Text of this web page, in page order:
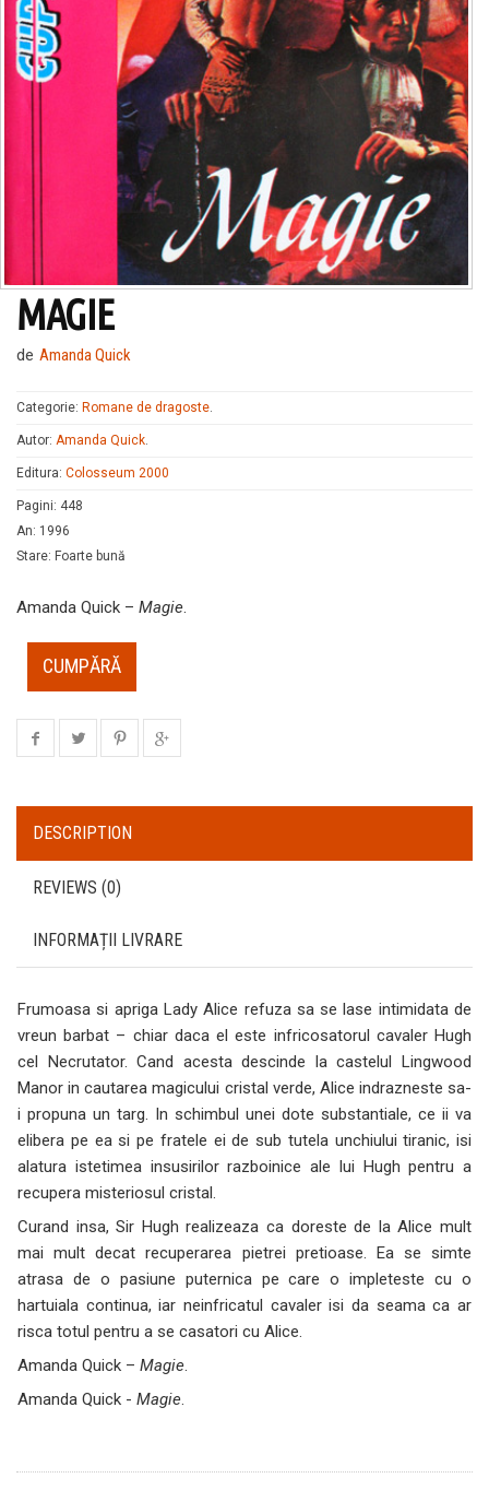
MAGIE
de Amanda Quick
Categorie: Romane de dragoste
Autor: Amanda Quick
Editura: Colosseum 2000
Pagini: 448
An: 1996
Stare: Foarte bună
Amanda Quick – Magie.
CUMPĂRĂ
DESCRIPTION
REVIEWS (0)
INFORMAȚII LIVRARE
Frumoasa si apriga Lady Alice refuza sa se lase intimidata de
vreun barbat – chiar daca el este infricosatorul cavaler Hugh
cel Necrutator. Cand acesta descinde la castelul Lingwood
Manor in cautarea magicului cristal verde, Alice indrazneste sa-
i propuna un targ. In schimbul unei dote substantiale, ce ii va
elibera pe ea si pe fratele ei de sub tutela unchiului tiranic, isi
alatura istetimea insusirilor razboinice ale lui Hugh pentru a
recupera misteriosul cristal.
Curand insa, Sir Hugh realizeaza ca doreste de la Alice mult
mai mult decat recuperarea pietrei pretioase. Ea se simte
atrasa de o pasiune puternica pe care o impleteste cu o
hartuiala continua, iar neinfricatul cavaler isi da seama ca ar
risca totul pentru a se casatori cu Alice.
Amanda Quick – Magie.
Amanda Quick - Magie.